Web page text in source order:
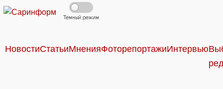
Темный режим
НовостиСтатьиМненияФоторепортажиИнтервью